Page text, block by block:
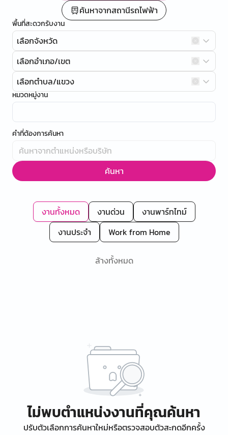
ค้นหาจากสถานีรถไฟฟ้า
พื้นที่สะดวกรับงาน
เลือกจังหวัด
เลือกอำเภอ/เขต
เลือกตำบล/แขวง
หมวดหมู่งาน
คำที่ต้องการค้นหา
ค้นหา
งานทั้งหมด งานด่วน
งานพาร์ทไทม์
งานประจำ
Work from Home
ล้างทั้งหมด
ไม่พบตำแหน่งงานที่คุณค้นหา
ปรับตัวเลือกการค้นหาใหม่หรือตรวจสอบตัวสะกดอีกครั้ง